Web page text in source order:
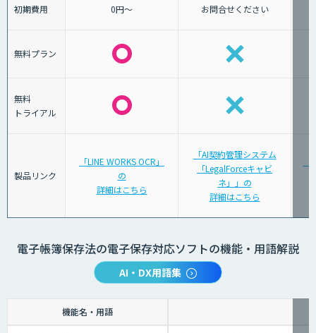
初期費用 0円～ お問合せください
無料プラン
無料
トライアル
製品リンク
「LINE WORKS OCR」
の
詳細はこちら
「AI契約管理システム
「LegalForceキャビ
ネ」」の
詳細はこちら
電子帳簿保存法の電子保存対応ソフトの機能・用語解説
AI・DX用語集
機能名・用語